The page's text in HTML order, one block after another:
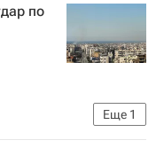
(Москва)
по
Еще 1
Обострение ситуации между Израилем и Хезболлой — 2024